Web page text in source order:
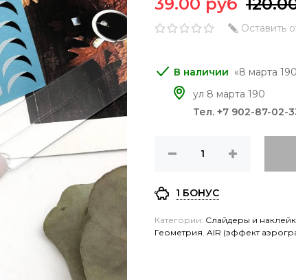
39.00 руб
Оставить
8 марта
ул 8 марта 190
Тел. +7 902-87-02-
1 БОНУС
Категории: Слайдеры и
Геометрия, AIR (эффект